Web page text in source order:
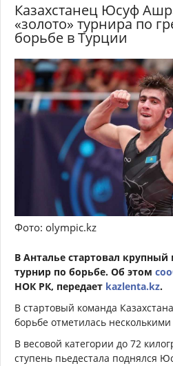
Казахстанец Юсуф
«золото» турнира по
борьбе в Турции
Фото: olympic.kz
В Анталье стартовал
турнир по борьбе. Об этом
НОК РК, передает kazlenta.kz.
В стартовый команда
борьбе отметилась
В весовой категории до 72
ступень пьедестала поднялся